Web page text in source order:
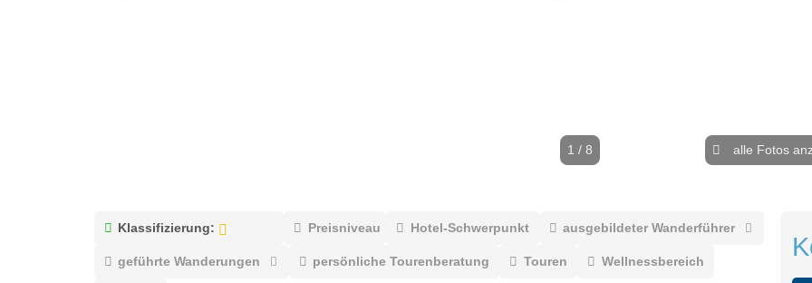
1 / 8 alle Fotos
Klassifizierung: Preisniveau Hotel-Schwerpunkt ausgebildeter Wanderführer
geführte Wanderungen persönliche Tourenberatung Touren Wellnessbereich